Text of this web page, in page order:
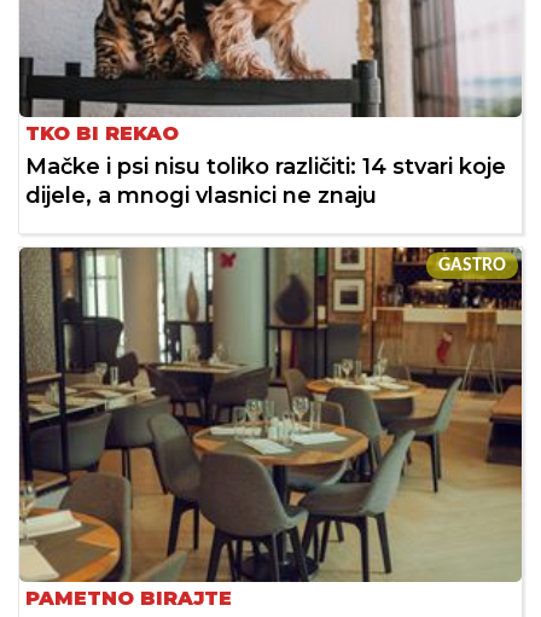
TKO BI REKAO
Mačke i psi nisu toliko različiti: 14 stvari koje
dijele, a mnogi vlasnici ne znaju
GASTRO
PAMETNO BIRAJTE